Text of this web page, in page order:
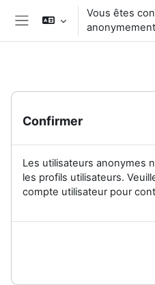
Passer au contenu principal
Panneau latéral
Vous êtes
anonymement
Confirmer
Les utilisateurs anonymes
les profils utilisateurs.
compte utilisateur pour